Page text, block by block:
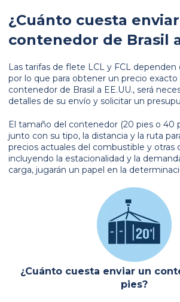
¿Cuánto cuesta
contenedor de Brasil a
Las tarifas de flete LCL y FCL dependen
por lo que para obtener un precio exacto
contenedor de Brasil a EE.UU., será
detalles de su envío y solicitar un
El tamaño del contenedor (20 pies o 40
junto con su tipo, la distancia y la ruta
precios actuales del combustible y otras
incluyendo la estacionalidad y la
carga, jugarán un papel en la
¿Cuánto cuesta enviar un
pies?